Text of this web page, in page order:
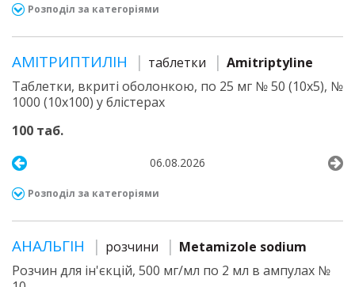
Розподіл за категоріями
АМІТРИПТИЛІН таблетки
Amitriptyline
Таблетки, вкриті оболонкою, по 25 мг № 50 (10х5), №
1000 (10х100) у блістерах
100 таб.
06.08.2026
Розподіл за категоріями
АНАЛЬГІН розчини
Metamizole sodium
Розчин для ін'єкцій, 500 мг/мл по 2 мл в ампулах №